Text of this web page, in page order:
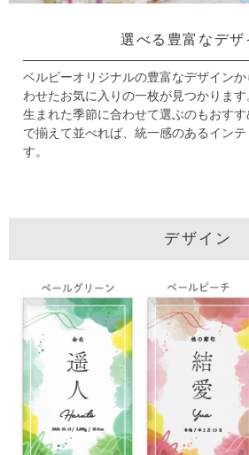
選べる豊富なデザ
ベルビーオリジナルの豊富なデザインか
わせたお気に入りの一枚が見つかります
生まれた季節に合わせて選ぶのもおすす
で揃えて並べれば、統一感のあるイン
す。
デザイン